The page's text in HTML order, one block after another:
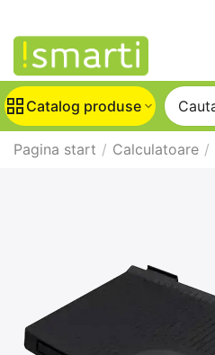
Catalog produse
Pagina start / Calculatoare /